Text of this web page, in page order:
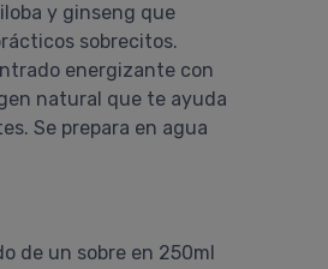
y ginseng que
sobrecitos.
energizante con
natural que te ayuda
Se prepara en agua
de un sobre en 250ml